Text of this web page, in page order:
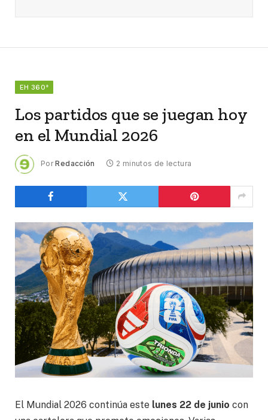
EH 360°
Los partidos que se juegan hoy
en el Mundial 2026
Por Redacción 2 minutos de lectura
El Mundial 2026 continúa este lunes 22 de junio con